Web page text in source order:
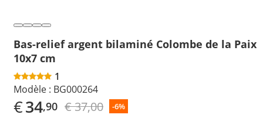
Bas-relief argent bilaminé Colombe de la Paix
10x7 cm
1
Modèle : BG000264
€34,90 € 37,00 -6%